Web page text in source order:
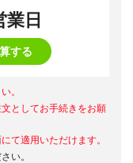
日
する
。
としてお手続きをお願
て適用いただけます。
い。